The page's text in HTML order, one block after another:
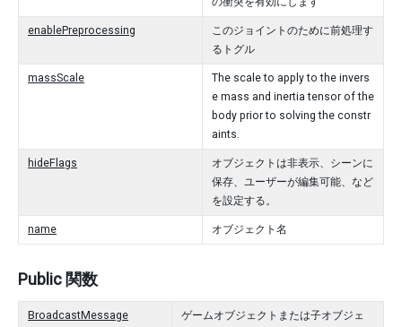
enablePreprocessing
このジョイントのために前処理す
るトグル
massScale
The scale to apply to the invers
e mass and inertia tensor of the
body prior to solving the constr
aints.
hideFlags
オブジェクトは非表示、シーンに
保存、ユーザーが編集可能、など
を設定する。
name オブジェクト名
Public 関数
BroadcastMessage
ゲームオブジェクトまたは子オブジェ